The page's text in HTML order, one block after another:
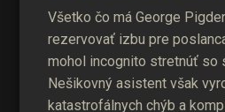
Všetko čo má George
rezervovať izbu pre
mohol incognito stretnúť so
Nešikovný asistent však
katastrofálnych chýb a